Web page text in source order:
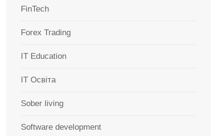
FinTech
Forex Trading
IT Education
IT Освіта
Sober living
Software development